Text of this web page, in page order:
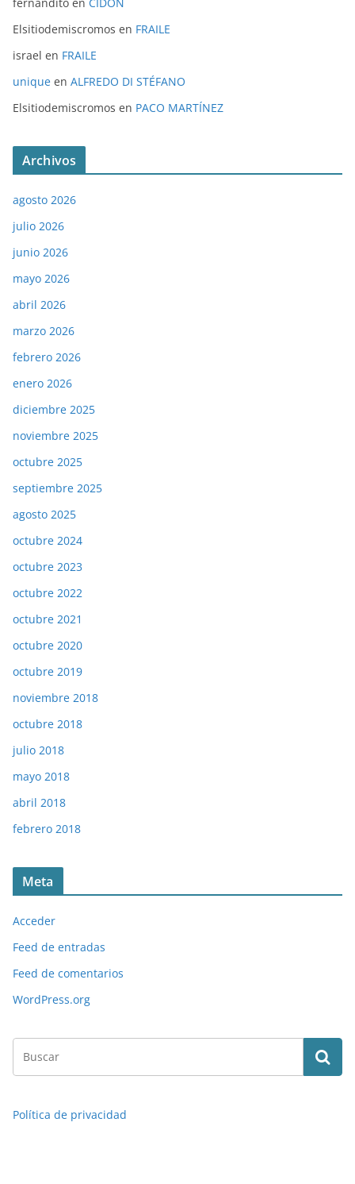
fernandito en CIDÓN
Elsitiodemiscromos en FRAILE
israel en FRAILE
unique en ALFREDO DI STÉFANO
Elsitiodemiscromos en PACO MARTÍNEZ
Archivos
agosto 2026
julio 2026
junio 2026
mayo 2026
abril 2026
marzo 2026
febrero 2026
enero 2026
diciembre 2025
noviembre 2025
octubre 2025
septiembre 2025
agosto 2025
octubre 2024
octubre 2023
octubre 2022
octubre 2021
octubre 2020
octubre 2019
noviembre 2018
octubre 2018
julio 2018
mayo 2018
abril 2018
febrero 2018
Meta
Acceder
Feed de entradas
Feed de comentarios
WordPress.org
Política de privacidad